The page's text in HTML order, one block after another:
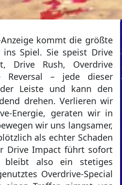
kommt die größte
ins Spiel. Sie speist Drive
Drive Rush, Overdrive
Reversal – jede dieser
Leiste und kann den
drehen. Verlieren wir
Energie, geraten wir in
wir uns langsamer,
als echter Schaden
Drive Impact führt sofort
bleibt also ein stetiges
Overdrive-Special